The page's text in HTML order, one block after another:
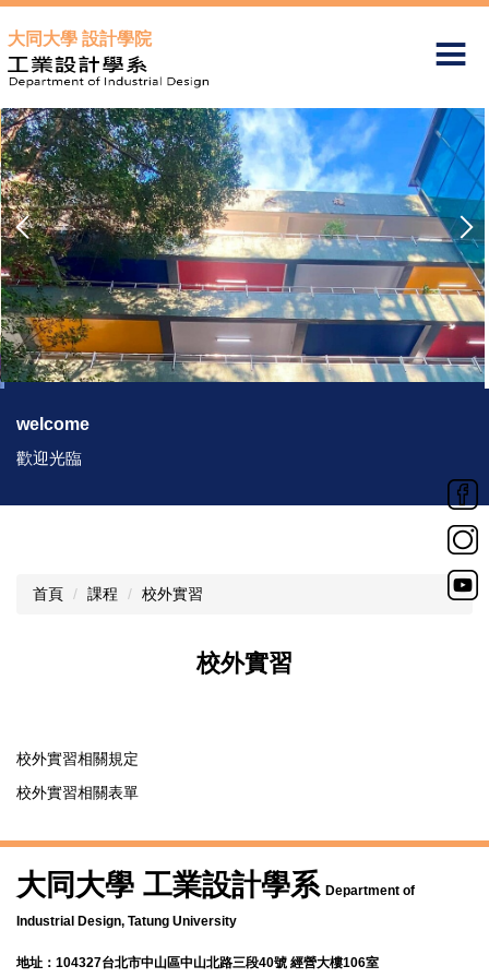
到
主
要
內
容
區
大同大學 設計學院
welcome
歡迎光臨
首頁 課程 校外實習
校外實習
校外實習相關規定
校外實習相關表單
大同大學 工業設計學系 Department of
Industrial Design, Tatung University
地址：104327台北市中山區中山北路三段40號 經營大樓106室